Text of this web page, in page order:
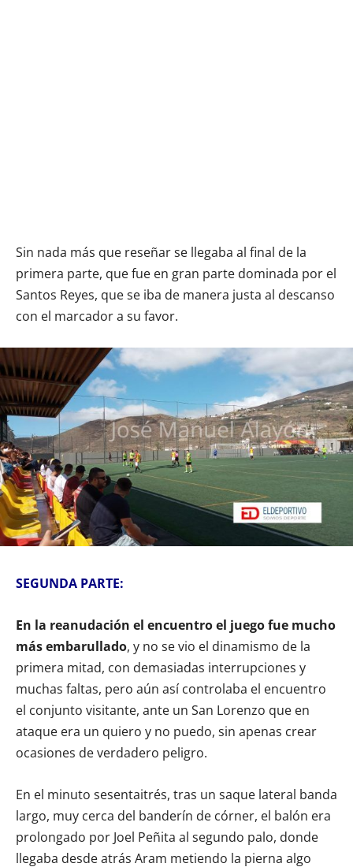
Sin nada más que reseñar se llegaba al final de la
primera parte, que fue en gran parte dominada por el
Santos Reyes, que se iba de manera justa al descanso
con el marcador a su favor.
SEGUNDA PARTE:
En la reanudación el encuentro el juego fue mucho
más embarullado, y no se vio el dinamismo de la
primera mitad, con demasiadas interrupciones y
muchas faltas, pero aún así controlaba el encuentro
el conjunto visitante, ante un San Lorenzo que en
ataque era un quiero y no puedo, sin apenas crear
ocasiones de verdadero peligro.
En el minuto sesentaitrés, tras un saque lateral banda
largo, muy cerca del banderín de córner, el balón era
prolongado por Joel Peñita al segundo palo, donde
llegaba desde atrás Aram metiendo la pierna algo